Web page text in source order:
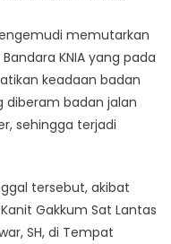
memutarkan
KNIA yang pada
keadaan badan
diberam badan jalan
sehingga terjadi
tersebut, akibat
Gakkum Sat Lantas
SH, di Tempat